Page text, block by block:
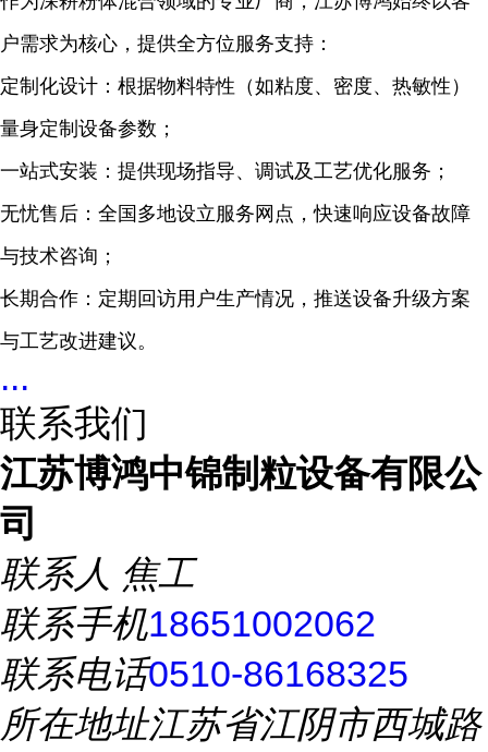
户需求为核心，提供全方位服务支持：
定制化设计：根据物料特性（如粘度、密度、热敏性）
量身定制设备参数；
一站式安装：提供现场指导、调试及工艺优化服务；
无忧售后：全国多地设立服务网点，快速响应设备故障
与技术咨询；
长期合作：定期回访用户生产情况，推送设备升级方案
与工艺改进建议。
...
联系我们
江苏博鸿中锦制粒设备有限公
司
联系人 焦工
联系手机18651002062
联系电话0510-86168325
所在地址江苏省江阴市西城路